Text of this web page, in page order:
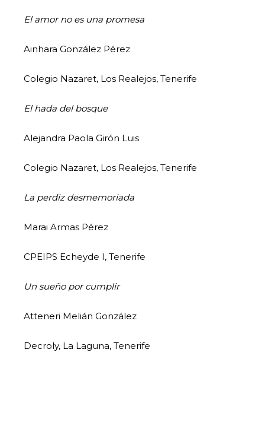
El amor no es una promesa
Ainhara González Pérez
Colegio Nazaret, Los Realejos, Tenerife
El hada del bosque
Alejandra Paola Girón Luis
Colegio Nazaret, Los Realejos, Tenerife
La perdiz desmemoriada
Marai Armas Pérez
CPEIPS Echeyde I, Tenerife
Un sueño por cumplir
Atteneri Melián González
Decroly, La Laguna, Tenerife